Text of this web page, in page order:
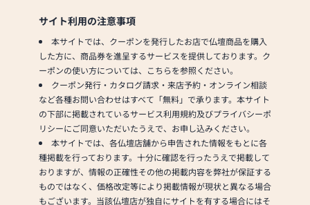
唐木仏壇・家具調仏
壇・神棚・仏具・位
牌の販売及びリフォ
ーム
【飯田仏壇ショール
ームにもたくさんの
お仏壇をご用意】
当店の近くには現代
的な家具調仏壇を中
心とした飯田ショー
ルームもございま
す。
サイト利用の注意事項
本サイトでは、クーポンを発行したお店で仏壇商品を購入
した方に、商品券を進呈するサービスを提供しております。ク
ーポンの使い方については、こちらを参照ください。
クーポン発行・カタログ請求・来店予約・オンライン相談
など各種お問い合わせはすべて「無料」で承ります。本サイト
の下部に掲載されているサービス利用規約及びプライバシーポ
リシーにご同意いただいたうえで、お申し込みください。
本サイトでは、各仏壇店舗から申告された情報をもとに各
種掲載を行っております。十分に確認を行ったうえで掲載して
おりますが、情報の正確性その他の掲載内容を弊社が保証する
ものではなく、価格改定等により掲載情報が現状と異なる場合
もございます。当該仏壇店が独自にサイトを有する場合にはそ